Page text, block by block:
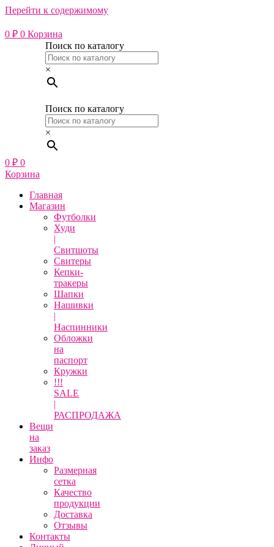
Перейти к содержимому
0 ₽ 0 Корзина
Поиск по каталогу
×
Поиск по каталогу
×
0 ₽ 0
Корзина
Главная
Магазин
Футболки
Худи
|
Свитшоты
Свитеры
Кепки-
тракеры
Шапки
Нашивки
|
Наспинники
Обложки
на
паспорт
Кружки
!!!
SALE
|
РАСПРОДАЖА
Вещи
на
заказ
Инфо
Размерная
сетка
Качество
продукции
Доставка
Отзывы
Контакты